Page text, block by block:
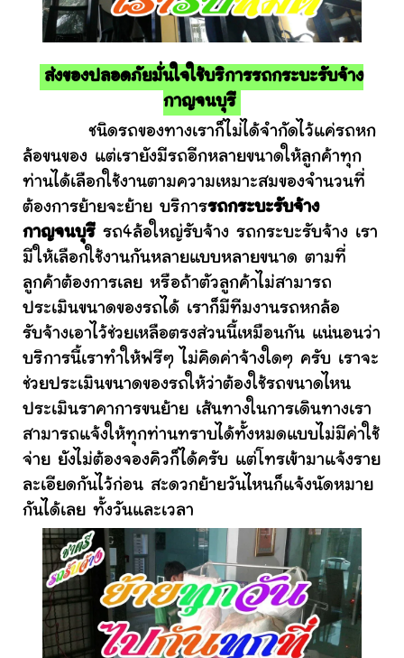
ส่งของปลอดภัยมั่นใจใช้บริการรถกระบะรับจ้าง
กาญจนบุรี
ชนิดรถของทางเราก็ไม่ได้จำกัดไว้แค่รถหก
ล้อขนของ แต่เรายังมีรถอีกหลายขนาดให้ลูกค้าทุก
ท่านได้เลือกใช้งานตามความเหมาะสมของจำนวนที่
ต้องการย้ายจะย้าย บริการรถกระบะรับจ้าง
กาญจนบุรี รถ4ล้อใหญ่รับจ้าง รถกระบะรับจ้าง เรา
มีให้เลือกใช้งานกันหลายแบบหลายขนาด ตามที่
ลูกค้าต้องการเลย หรือถ้าตัวลูกค้าไม่สามารถ
ประเมินขนาดของรถได้ เราก็มีทีมงานรถหกล้อ
รับจ้างเอาไว้ช่วยเหลือตรงส่วนนี้เหมือนกัน แน่นอนว่า
บริการนี้เราทำให้ฟรีๆ ไม่คิดค่าจ้างใดๆ ครับ เราจะ
ช่วยประเมินขนาดของรถให้ว่าต้องใช้รถขนาดไหน
ประเมินราคาการขนย้าย เส้นทางในการเดินทางเรา
สามารถแจ้งให้ทุกท่านทราบได้ทั้งหมดแบบไม่มีค่าใช้
จ่าย ยังไม่ต้องจองคิวก็ได้ครับ แต่โทรเข้ามาแจ้งราย
ละเอียดกันไว้ก่อน สะดวกย้ายวันไหนก็แจ้งนัดหมาย
กันได้เลย ทั้งวันและเวลา